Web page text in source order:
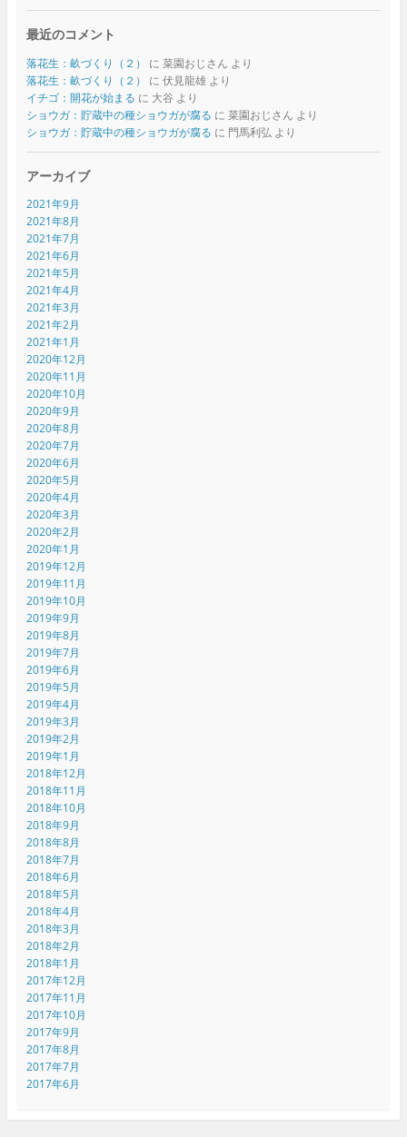
最近のコメント
落花生：畝づくり（２） に 菜園おじさん より
落花生：畝づくり（２）
に 伏見龍雄より
イチゴ：開花が始まる に 大谷 より
ショウガ：貯蔵中の種ショウガが腐る に 菜園おじさん より
ショウガ：貯蔵中の種ショウガが腐る に 門馬利弘 より
アーカイブ
2021年9月
2021年8月
2021年7月
2021年6月
2021年5月
2021年4月
2021年3月
2021年2月
2021年1月
2020年12月
2020年11月
2020年10月
2020年9月
2020年8月
2020年7月
2020年6月
2020年5月
2020年4月
2020年3月
2020年2月
2020年1月
2019年12月
2019年11月
2019年10月
2019年9月
2019年8月
2019年7月
2019年6月
2019年5月
2019年4月
2019年3月
2019年2月
2019年1月
2018年12月
2018年11月
2018年10月
2018年9月
2018年8月
2018年7月
2018年6月
2018年5月
2018年4月
2018年3月
2018年2月
2018年1月
2017年12月
2017年11月
2017年10月
2017年9月
2017年8月
2017年7月
2017年6月